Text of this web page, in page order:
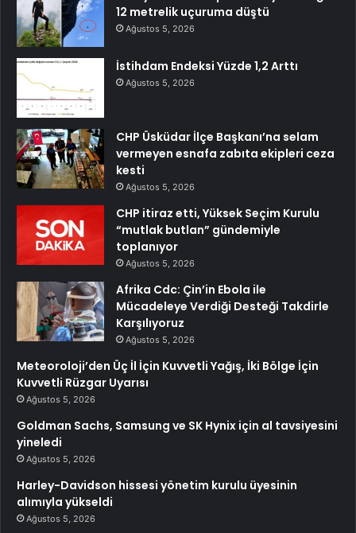
12 metrelik uçuruma düştü
Ağustos 5, 2026
İstihdam Endeksi Yüzde 1,2 Arttı
Ağustos 5, 2026
CHP Üsküdar İlçe Başkanı’na selam
vermeyen esnafa zabıta ekipleri ceza
kesti
Ağustos 5, 2026
CHP itiraz etti, Yüksek Seçim Kurulu
“mutlak butlan” gündemiyle
toplanıyor
Ağustos 5, 2026
Afrika Cdc: Çin’in Ebola ile
Mücadeleye Verdiği Desteği Takdirle
Karşılıyoruz
Ağustos 5, 2026
Meteoroloji’den Üç İl İçin Kuvvetli Yağış, İki Bölge İçin
Kuvvetli Rüzgar Uyarısı
Ağustos 5, 2026
Goldman Sachs, Samsung ve SK Hynix için al tavsiyesini
yineledi
Ağustos 5, 2026
Harley-Davidson hissesi yönetim kurulu üyesinin
alımıyla yükseldi
Ağustos 5, 2026